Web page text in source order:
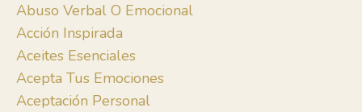
Abuso Verbal O Emocional
Acción Inspirada
Aceites Esenciales
Acepta Tus Emociones
Aceptación Personal